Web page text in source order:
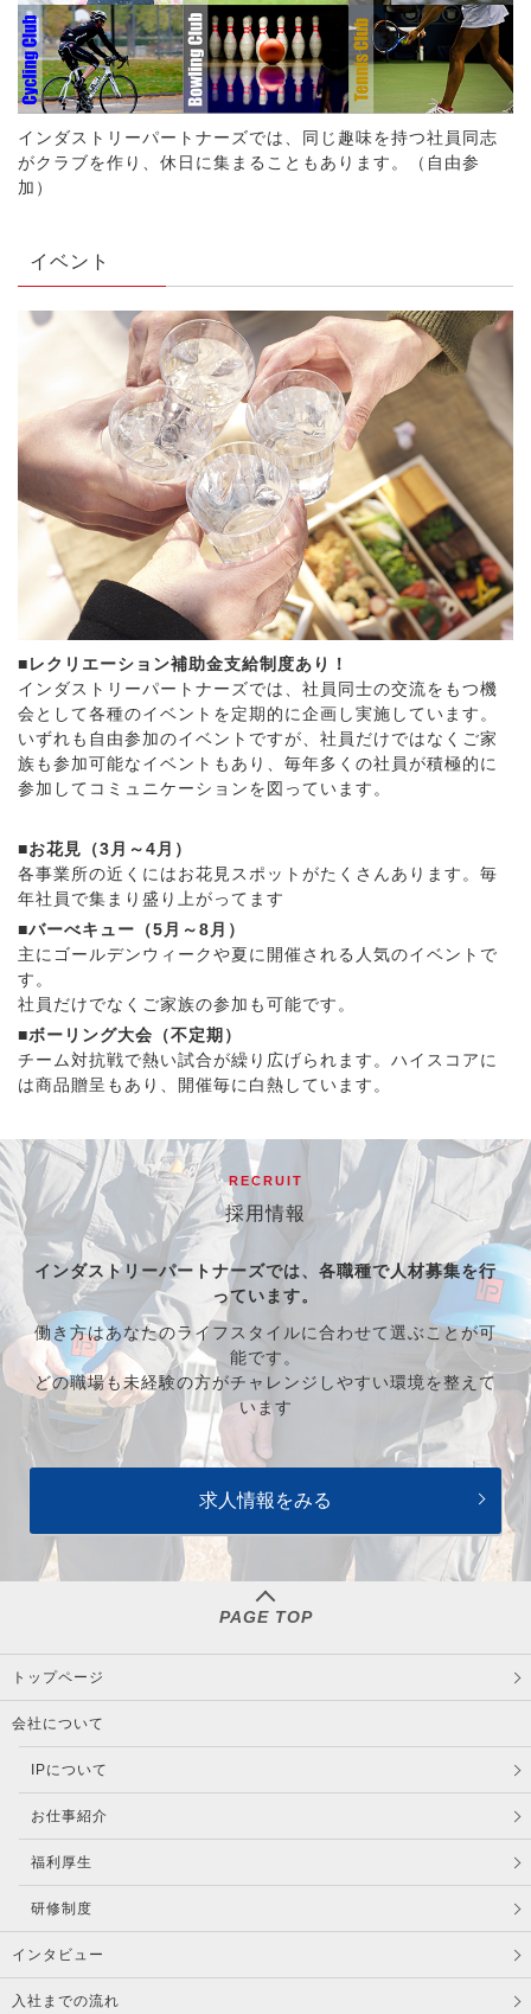
インダストリーパートナーズでは、同じ趣味を持つ社員同志
がクラブを作り、休日に集まることもあります。（自由参
加）
イベント
■レクリエーション補助金支給制度あり！
インダストリーパートナーズでは、社員同士の交流をもつ機
会として各種のイベントを定期的に企画し実施しています。
いずれも自由参加のイベントですが、社員だけではなくご家
族も参加可能なイベントもあり、毎年多くの社員が積極的に
参加してコミュニケーションを図っています。
■お花見（3月～4月）
各事業所の近くにはお花見スポットがたくさんあります。毎
年社員で集まり盛り上がってます
■バーべキュー（5月～8月）
主にゴールデンウィークや夏に開催される人気のイベントで
す。
社員だけでなくご家族の参加も可能です。
■ボーリング大会（不定期）
チーム対抗戦で熱い試合が繰り広げられます。ハイスコアに
は商品贈呈もあり、開催毎に白熱しています。
RECRUIT
採用情報
インダストリーパートナーズでは、各職種で人材募集を行
っています。
働き方はあなたのライフスタイルに合わせて選ぶことが可
能です。
どの職場も未経験の方がチャレンジしやすい環境を整えて
います
求人情報をみる
PAGE TOP
トップページ
会社について
IPについて
お仕事紹介
福利厚生
研修制度
インタビュー
入社までの流れ